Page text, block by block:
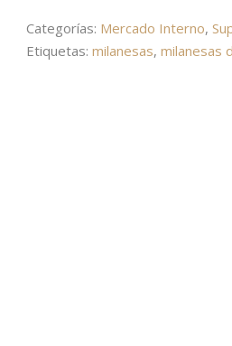
Categorías: Mercado Interno,
Etiquetas: milanesas, milanesas